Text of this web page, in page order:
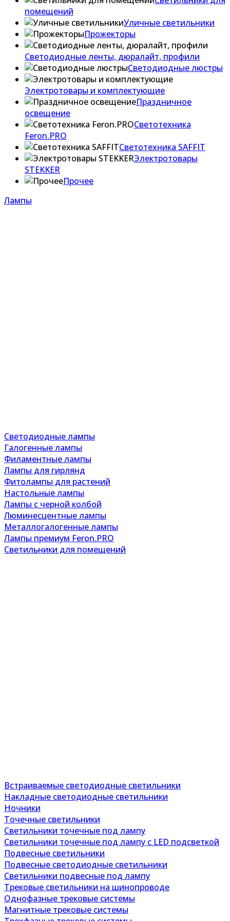
помещений
Уличные светильники
Прожекторы
Светодиодные ленты, дюралайт, профили
Светодиодные люстры
Электротовары и комплектующие
Праздничное
освещение
Светотехника
Feron.PRO
Светотехника SAFFIT
Электротовары
STEKKER
Прочее
Лампы
Светодиодные лампы
Галогенные лампы
Филаментные лампы
Лампы для гирлянд
Фитолампы для растений
Настольные лампы
Лампы с черной колбой
Люминесцентные лампы
Металлогалогенные лампы
Лампы премиум Feron.PRO
Светильники для помещений
Встраиваемые светодиодные светильники
Накладные светодиодные светильники
Ночники
Точечные светильники
Светильники точечные под лампу
Светильники точечные под лампу с LED подсветкой
Подвесные светильники
Подвесные светодиодные светильники
Светильники подвесные под лампу
Трековые светильники на шинопроводе
Однофазные трековые системы
Магнитные трековые системы